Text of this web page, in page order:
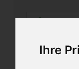
Ihre
Auf
Startseite